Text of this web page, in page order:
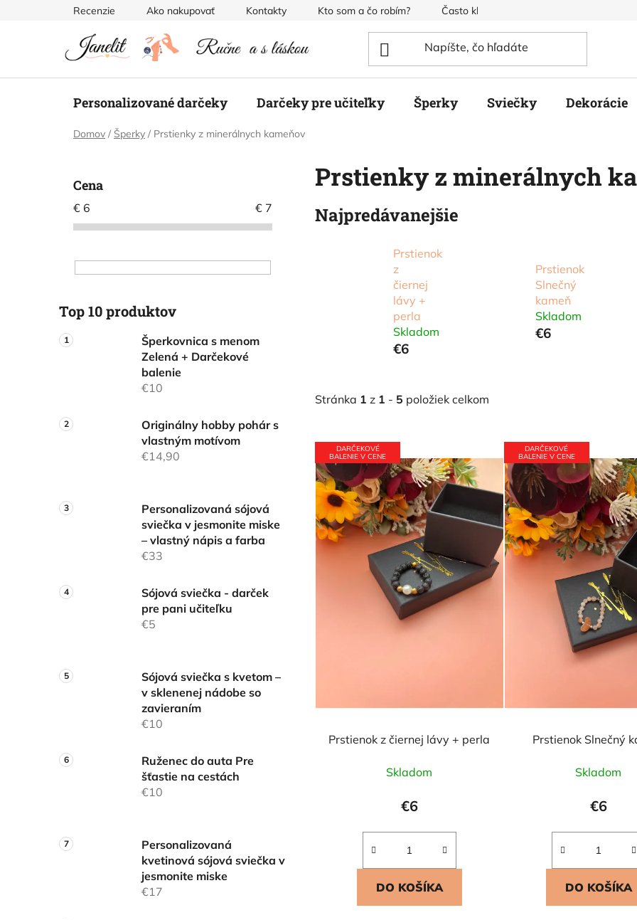
Recenzie Ako nakupovať Kontakty Kto som a čo robím? Často kladené otázky
Personalizované darčeky Darčeky pre učiteľky Šperky Sviečky Dekorácie
Domov / Šperky / Prstienky z minerálnych kameňov
e
l
Cena
€ 6 € 7
Top 10 produktov
Šperkovnica s menom
Zelená + Darčekové
balenie
€10
Originálny hobby pohár s
vlastným motívom
€14,90
Personalizovaná sójová
sviečka v jesmonite miske
– vlastný nápis a farba
€33
Sójová sviečka - darček
pre pani učiteľku
€5
Sójová sviečka s kvetom –
v sklenenej nádobe so
zavieraním
€10
Ruženec do auta Pre
šťastie na cestách
€10
Personalizovaná
kvetinová sójová sviečka v
jesmonite miske
€17
Prstienky z minerálnych
Najpredávanejšie
Prstienok
z
čiernej
lávy +
perla
Skladom
€6
Prstienok
Slnečný
kameň
Skladom
€6
Stránka 1 z 1 - 5 položiek celkom
V
ý
p
i
s
p
r
DARČEKOVÉ
BALENIE V CENE
Prstienok z čiernej lávy + perla
Skladom
€6
DO KOŠÍKA
DARČEKOVÉ
BALENIE V CENE
Prstienok Slnečný
Skladom
€6
DO KOŠÍKA